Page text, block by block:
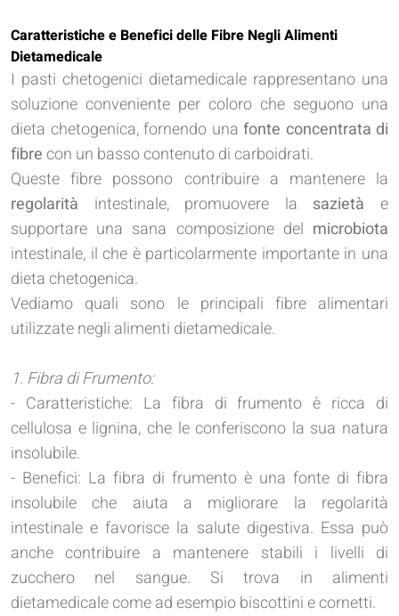
Caratteristiche e Benefici delle Fibre Negli Alimenti
Dietamedicale
I pasti chetogenici dietamedicale rappresentano una
soluzione conveniente per coloro che seguono una
dieta chetogenica, fornendo una fonte concentrata di
fibre con un basso contenuto di carboidrati.
Queste fibre possono contribuire a mantenere la
regolarità intestinale, promuovere la sazietàe
supportare una sana composizione del microbiota
intestinale, il che è particolarmente importante in una
dieta chetogenica.
Vediamo quali sono le principali fibre alimentari
utilizzate negli alimenti dietamedicale.
1. Fibra di Frumento:
- Caratteristiche: La fibra di frumento è ricca di
cellulosa e lignina, che le conferiscono la sua natura
insolubile.
- Benefici: La fibra di frumento è una fonte di fibra
insolubile che aiuta a migliorare la regolarità
intestinale e favorisce la salute digestiva. Essa può
anche contribuire a mantenere stabili i livelli di
zucchero nel sangue. Si trova in alimenti
dietamedicale come ad esempio biscottini e cornetti.